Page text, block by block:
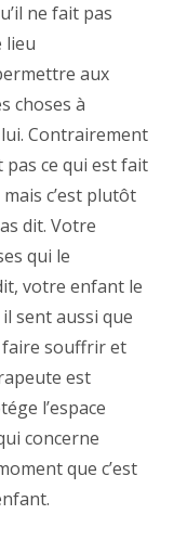
ne fait pas
lieu
aux
choses à
Contrairement
pas ce qui est fait
c’est plutôt
dit. Votre
qui le
votre enfant le
sent aussi que
faire souffrir et
est
l’espace
concerne
que c’est